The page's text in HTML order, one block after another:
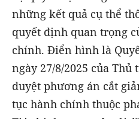
những kết quả cụ thể
quyết định quan trọng
chính. Điển hình là
ngày 27/8/2025 của
duyệt phương án cắt
tục hành chính thuộc